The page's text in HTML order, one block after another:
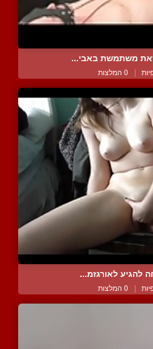
משתמשת באבי...
| 0 המלצות
להגיע לאורגזמ...
| 0 המלצות